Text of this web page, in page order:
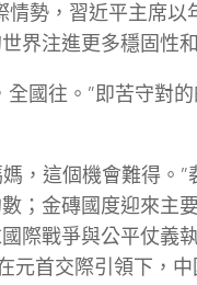
情勢，習近平主席
界注進更多穩固性
全國往。”即苦守對
，這個機會難得。
；金磚國度迎來主
際戰爭與公平仗義
元首交際引領下，